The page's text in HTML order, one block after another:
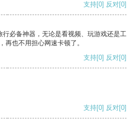
支持[0] 反对[0]
行必备神器，无论是看视频、玩游戏还是工
再也不用担心网速卡顿了。
支持[0] 反对[0]
支持[0] 反对[0]